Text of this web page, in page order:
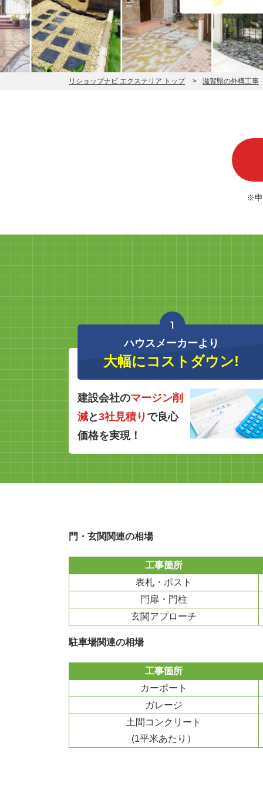
リショップナビ エクステリア トップ 滋賀県の外構工事
※申
1
ハウスメーカーより
大幅にコストダウン!
建設会社のマージン削
減と3社見積り で良心
価格を実現！
門・玄関関連の相場
工事箇所
表札・ポスト
門扉・門柱
玄関アプローチ
駐車場関連の相場
工事箇所
カーポート
ガレージ
土間コンクリート
(1平米あたり）